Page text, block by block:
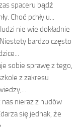
spaceru bądź
Choć pchły u...
nie wie dokładnie
bardzo często
sobie sprawę z tego,
z zakresu
nas nieraz z nudów
się jednak, że